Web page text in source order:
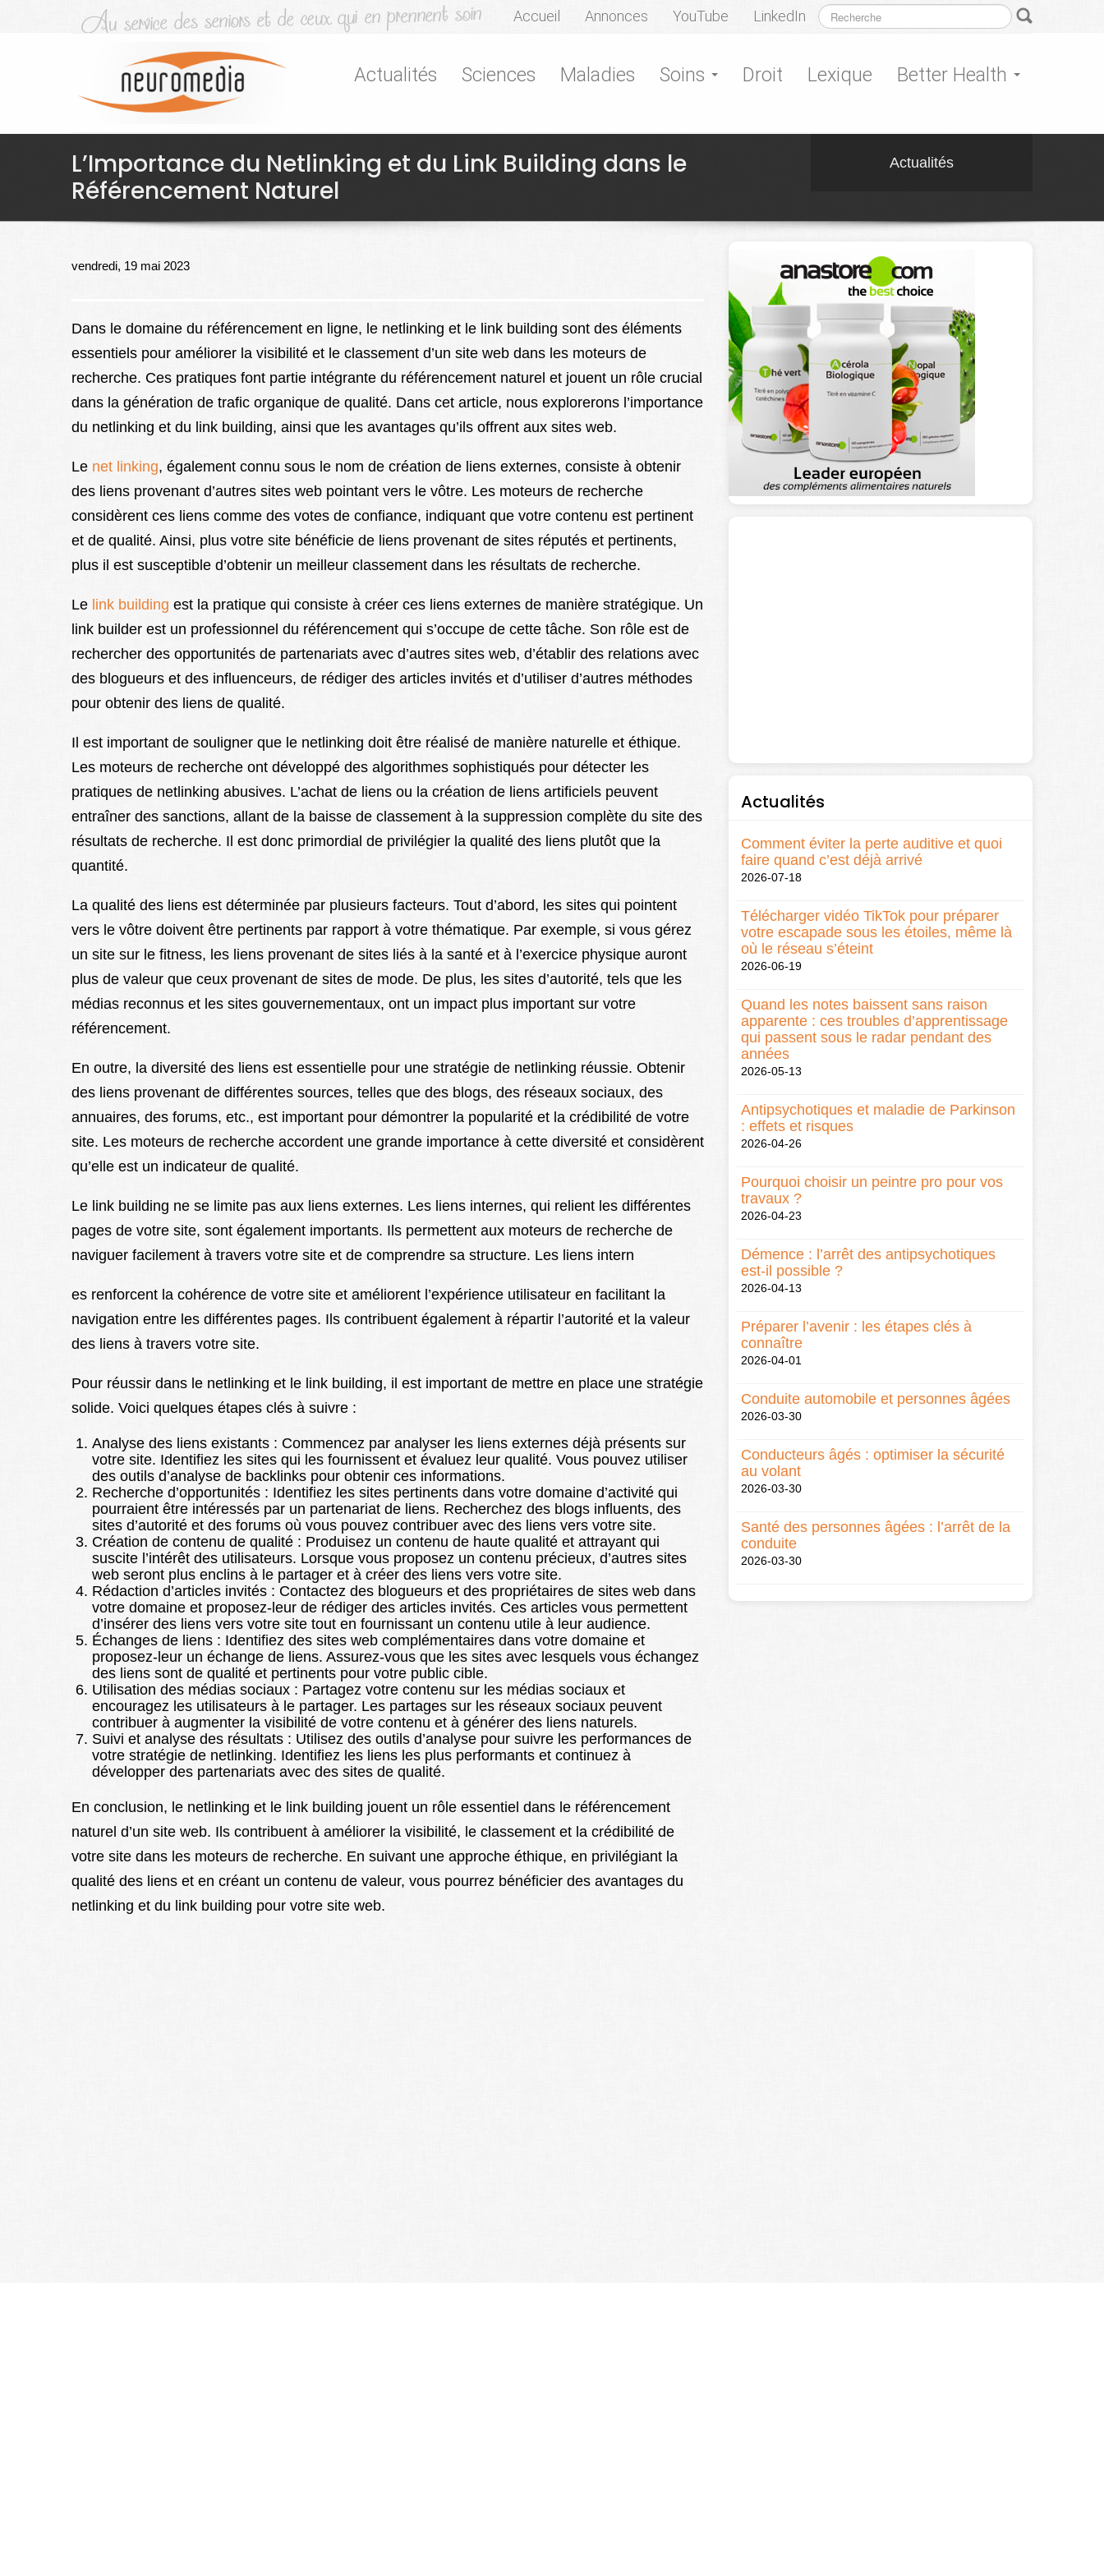
Accueil Annonces YouTube LinkedIn
Actualités Sciences Maladies Soins Droit Lexique Better Health
L’Importance du Netlinking et du Link Building dans le
Référencement Naturel
Actualités
vendredi, 19 mai 2023
Dans le domaine du référencement en ligne, le netlinking et le link building sont des éléments
essentiels pour améliorer la visibilité et le classement d’un site web dans les moteurs de
recherche. Ces pratiques font partie intégrante du référencement naturel et jouent un rôle crucial
dans la génération de trafic organique de qualité. Dans cet article, nous explorerons l’importance
du netlinking et du link building, ainsi que les avantages qu’ils offrent aux sites web.
Le net linking, également connu sous le nom de création de liens externes, consiste à obtenir
des liens provenant d’autres sites web pointant vers le vôtre. Les moteurs de recherche
considèrent ces liens comme des votes de confiance, indiquant que votre contenu est pertinent
et de qualité. Ainsi, plus votre site bénéficie de liens provenant de sites réputés et pertinents,
plus il est susceptible d’obtenir un meilleur classement dans les résultats de recherche.
Le link building est la pratique qui consiste à créer ces liens externes de manière stratégique. Un
link builder est un professionnel du référencement qui s’occupe de cette tâche. Son rôle est de
rechercher des opportunités de partenariats avec d’autres sites web, d’établir des relations avec
des blogueurs et des influenceurs, de rédiger des articles invités et d’utiliser d’autres méthodes
pour obtenir des liens de qualité.
Il est important de souligner que le netlinking doit être réalisé de manière naturelle et éthique.
Les moteurs de recherche ont développé des algorithmes sophistiqués pour détecter les
pratiques de netlinking abusives. L’achat de liens ou la création de liens artificiels peuvent
entraîner des sanctions, allant de la baisse de classement à la suppression complète du site des
résultats de recherche. Il est donc primordial de privilégier la qualité des liens plutôt que la
quantité.
La qualité des liens est déterminée par plusieurs facteurs. Tout d’abord, les sites qui pointent
vers le vôtre doivent être pertinents par rapport à votre thématique. Par exemple, si vous gérez
un site sur le fitness, les liens provenant de sites liés à la santé et à l’exercice physique auront
plus de valeur que ceux provenant de sites de mode. De plus, les sites d’autorité, tels que les
médias reconnus et les sites gouvernementaux, ont un impact plus important sur votre
référencement.
En outre, la diversité des liens est essentielle pour une stratégie de netlinking réussie. Obtenir
des liens provenant de différentes sources, telles que des blogs, des réseaux sociaux, des
annuaires, des forums, etc., est important pour démontrer la popularité et la crédibilité de votre
site. Les moteurs de recherche accordent une grande importance à cette diversité et considèrent
qu’elle est un indicateur de qualité.
Le link building ne se limite pas aux liens externes. Les liens internes, qui relient les différentes
pages de votre site, sont également importants. Ils permettent aux moteurs de recherche de
naviguer facilement à travers votre site et de comprendre sa structure. Les liens intern
es renforcent la cohérence de votre site et améliorent l’expérience utilisateur en facilitant la
navigation entre les différentes pages. Ils contribuent également à répartir l’autorité et la valeur
des liens à travers votre site.
Pour réussir dans le netlinking et le link building, il est important de mettre en place une stratégie
solide. Voici quelques étapes clés à suivre :
Analyse des liens existants : Commencez par analyser les liens externes déjà présents sur
votre site. Identifiez les sites qui les fournissent et évaluez leur qualité. Vous pouvez utiliser
des outils d’analyse de backlinks pour obtenir ces informations.
Recherche d’opportunités : Identifiez les sites pertinents dans votre domaine d’activité qui
pourraient être intéressés par un partenariat de liens. Recherchez des blogs influents, des
sites d’autorité et des forums où vous pouvez contribuer avec des liens vers votre site.
Création de contenu de qualité : Produisez un contenu de haute qualité et attrayant qui
suscite l’intérêt des utilisateurs. Lorsque vous proposez un contenu précieux, d’autres sites
web seront plus enclins à le partager et à créer des liens vers votre site.
Rédaction d’articles invités : Contactez des blogueurs et des propriétaires de sites web dans
votre domaine et proposez-leur de rédiger des articles invités. Ces articles vous permettent
d’insérer des liens vers votre site tout en fournissant un contenu utile à leur audience.
Échanges de liens : Identifiez des sites web complémentaires dans votre domaine et
proposez-leur un échange de liens. Assurez-vous que les sites avec lesquels vous échangez
des liens sont de qualité et pertinents pour votre public cible.
Utilisation des médias sociaux : Partagez votre contenu sur les médias sociaux et
encouragez les utilisateurs à le partager. Les partages sur les réseaux sociaux peuvent
contribuer à augmenter la visibilité de votre contenu et à générer des liens naturels.
Suivi et analyse des résultats : Utilisez des outils d’analyse pour suivre les performances de
votre stratégie de netlinking. Identifiez les liens les plus performants et continuez à
développer des partenariats avec des sites de qualité.
En conclusion, le netlinking et le link building jouent un rôle essentiel dans le référencement
naturel d’un site web. Ils contribuent à améliorer la visibilité, le classement et la crédibilité de
votre site dans les moteurs de recherche. En suivant une approche éthique, en privilégiant la
qualité des liens et en créant un contenu de valeur, vous pourrez bénéficier des avantages du
netlinking et du link building pour votre site web.
Actualités
Comment éviter la perte auditive et quoi
faire quand c’est déjà arrivé
2026-07-18
Télécharger vidéo TikTok pour préparer
votre escapade sous les étoiles, même là
où le réseau s’éteint
2026-06-19
Quand les notes baissent sans raison
apparente : ces troubles d’apprentissage
qui passent sous le radar pendant des
années
2026-05-13
Antipsychotiques et maladie de Parkinson
: effets et risques
2026-04-26
Pourquoi choisir un peintre pro pour vos
travaux ?
2026-04-23
Démence : l’arrêt des antipsychotiques
est-il possible ?
2026-04-13
Préparer l’avenir : les étapes clés à
connaître
2026-04-01
Conduite automobile et personnes âgées
2026-03-30
Conducteurs âgés : optimiser la sécurité
au volant
2026-03-30
Santé des personnes âgées : l’arrêt de la
conduite
2026-03-30